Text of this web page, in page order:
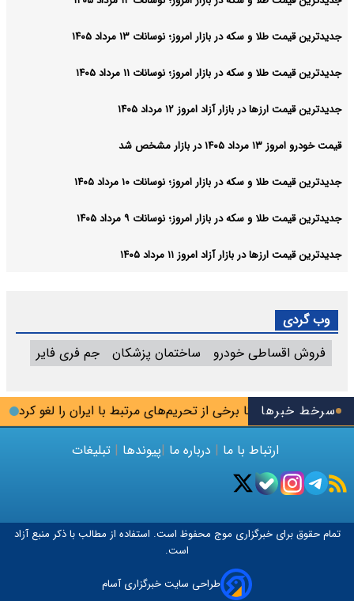
سرخط خبرها
آمریکا برخی از تحریم‌های مرتبط با ایران را لغو کرد
جدیدترین قیمت طلا و سکه در بازار امروز؛ نوسانات ۱۳ مرداد ۱۴۰۵
جدیدترین قیمت طلا و سکه در بازار امروز؛ نوسانات ۱۱ مرداد ۱۴۰۵
جدیدترین قیمت ارزها در بازار آزاد امروز ۱۲ مرداد ۱۴۰۵
قیمت خودرو امروز ۱۳ مرداد ۱۴۰۵ در بازار مشخص شد
جدیدترین قیمت طلا و سکه در بازار امروز؛ نوسانات ۱۰ مرداد ۱۴۰۵
جدیدترین قیمت طلا و سکه در بازار امروز؛ نوسانات ۹ مرداد ۱۴۰۵
جدیدترین قیمت ارزها در بازار آزاد امروز ۱۱ مرداد ۱۴۰۵
وب گردی
فروش اقساطی خودرو
ساختمان پزشکان جم فری فایر
ارتباط با ما | درباره ما |پیوندها | تبلیغات
تمام حقوق برای خبرگزاری موج محفوظ است. استفاده از مطالب با ذکر منبع آزاد
است.
طراحی سایت خبرگزاری آسام